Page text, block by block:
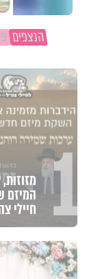
הנצפים
1 המיזם
חיילי